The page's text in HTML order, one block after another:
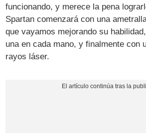
funcionando, y merece la pena
Spartan comenzará con una
que vayamos mejorando su
una en cada mano, y finalmente con
rayos láser.